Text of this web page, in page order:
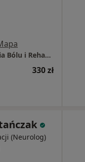
REMEDIOS Sopockie Centrum Leczenia Bólu i Rehabilitacji
330 zł
(Neurolog)